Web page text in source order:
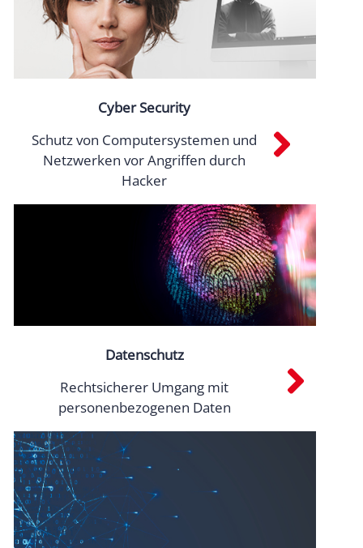
Cyber Security
Schutz von Computersystemen und
Netzwerken vor Angriffen durch
Hacker
Datenschutz
Rechtsicherer Umgang mit
personenbezogenen Daten